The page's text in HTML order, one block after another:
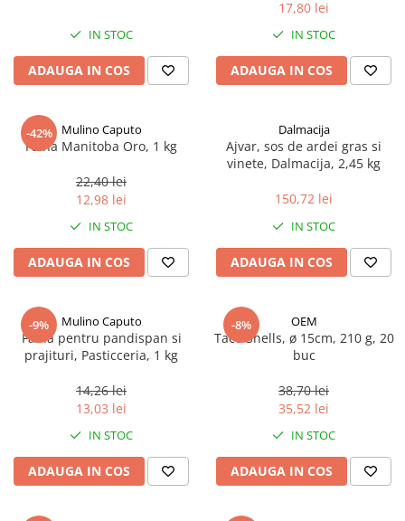
Sare de mare din Marea Nordului
Sare de mare din Oceanele Pacific
si Indian
Portugalia
Sare de roca
Sare speciala
Terine si placinte
Uleiuri speciale/presate la rece
Ulei de masline extravirgin
Ulei Gewurzgarten
Ulei Huilerie Beaujolaise
Ulei Huileries du Berry
Uleiuri aromatizate
Ulei Wiberg Gastro
Prajitore paine
Gratare
IN STOC
ADAUGA IN COS
17,80 lei
IN STOC
ADAUGA IN COS
-42% Mulino Caputo
Faina Manitoba Oro, 1 kg
22,40 lei
12,98 lei
IN STOC
ADAUGA IN COS
Dalmacija
Ajvar, sos de ardei gras si
vinete, Dalmacija, 2,45 kg
150,72 lei
IN STOC
ADAUGA IN COS
-9% Mulino Caputo
Faina pentru pandispan si
prajituri, Pasticceria, 1 kg
14,26 lei
13,03 lei
IN STOC
ADAUGA IN COS
-8% OEM
Taco Shells, ø 15cm, 210 g, 20
buc
38,70 lei
35,52 lei
IN STOC
ADAUGA IN COS